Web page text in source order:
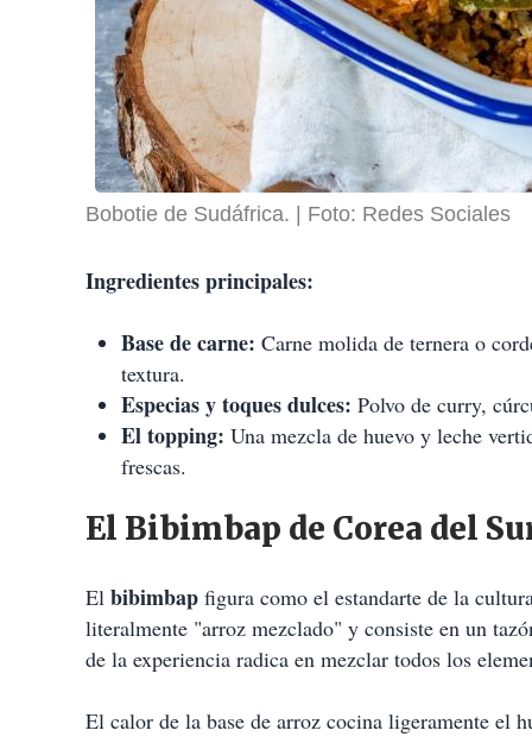
Bobotie de Sudáfrica. Foto: Redes Sociales
Ingredientes principales:
Base de carne: Carne molida de ternera o
textura.
Especias y toques dulces: Polvo de curry,
El topping: Una mezcla de huevo y leche
frescas.
El Bibimbap de Corea del
El bibimbap figura como el estandarte de la
literalmente "arroz mezclado" y consiste en un
de la experiencia radica en mezclar todos los
El calor de la base de arroz cocina ligeramente el